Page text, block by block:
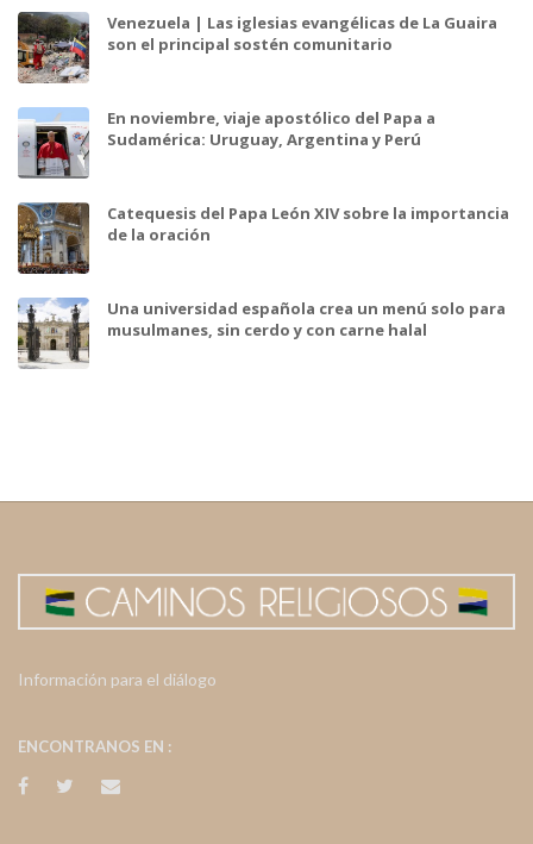
Venezuela | Las iglesias evangélicas de La Guaira
son el principal sostén comunitario
En noviembre, viaje apostólico del Papa a
Sudamérica: Uruguay, Argentina y Perú
Catequesis del Papa León XIV sobre la importancia
de la oración
Una universidad española crea un menú solo para
musulmanes, sin cerdo y con carne halal
Información para el diálogo
ENCONTRANOS EN :